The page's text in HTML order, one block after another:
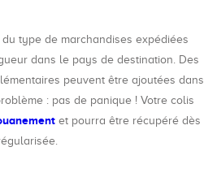
type de marchandises expédiées
dans le pays de destination. Des
peuvent être ajoutées dans
: pas de panique ! Votre colis
et pourra être récupéré dès